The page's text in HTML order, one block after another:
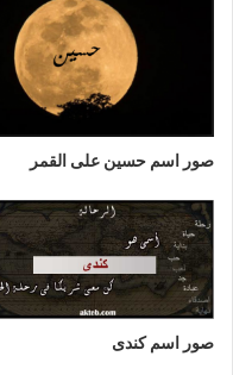
صور اسم حسين على القمر
صور اسم كندى